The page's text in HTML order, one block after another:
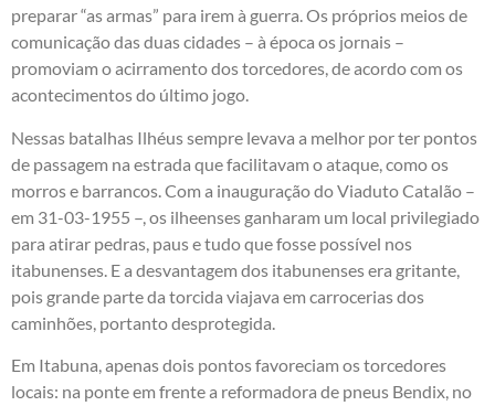
preparar “as armas” para irem à guerra. Os próprios meios de
comunicação das duas cidades – à época os jornais –
promoviam o acirramento dos torcedores, de acordo com os
acontecimentos do último jogo.
Nessas batalhas Ilhéus sempre levava a melhor por ter pontos
de passagem na estrada que facilitavam o ataque, como os
morros e barrancos. Com a inauguração do Viaduto Catalão –
em 31-03-1955 –, os ilheenses ganharam um local privilegiado
para atirar pedras, paus e tudo que fosse possível nos
itabunenses. E a desvantagem dos itabunenses era gritante,
pois grande parte da torcida viajava em carrocerias dos
caminhões, portanto desprotegida.
Em Itabuna, apenas dois pontos favoreciam os torcedores
locais: na ponte em frente a reformadora de pneus Bendix, no